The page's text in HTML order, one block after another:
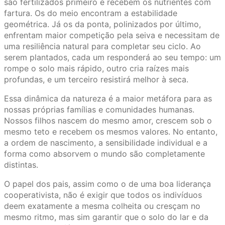
são fertilizados primeiro e recebem os nutrientes com
fartura. Os do meio encontram a estabilidade
geométrica. Já os da ponta, polinizados por último,
enfrentam maior competição pela seiva e necessitam de
uma resiliência natural para completar seu ciclo. Ao
serem plantados, cada um responderá ao seu tempo: um
rompe o solo mais rápido, outro cria raízes mais
profundas, e um terceiro resistirá melhor à seca.
Essa dinâmica da natureza é a maior metáfora para as
nossas próprias famílias e comunidades humanas.
Nossos filhos nascem do mesmo amor, crescem sob o
mesmo teto e recebem os mesmos valores. No entanto,
a ordem de nascimento, a sensibilidade individual e a
forma como absorvem o mundo são completamente
distintas.
O papel dos pais, assim como o de uma boa liderança
cooperativista, não é exigir que todos os indivíduos
deem exatamente a mesma colheita ou cresçam no
mesmo ritmo, mas sim garantir que o solo do lar e da